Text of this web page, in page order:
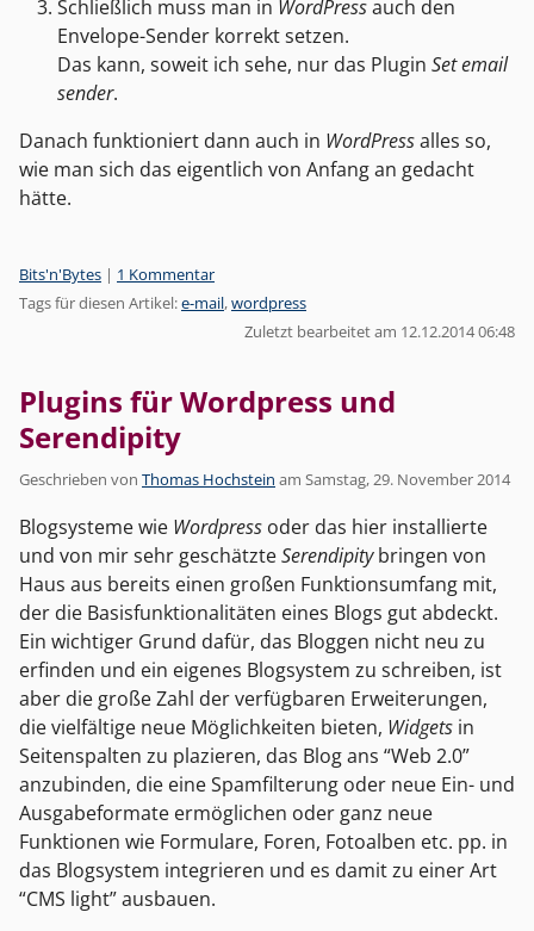
Schließlich muss man in WordPressauch den
Envelope-Sender korrekt setzen.
Das kann, soweit ich sehe, nur das Plugin Set email
sender.
Danach funktioniert dann auch in WordPressalles so,
wie man sich das eigentlich von Anfang an gedacht
hätte.
Kategorien:
Bits'n'Bytes | 1 Kommentar
Tags für diesen Artikel:e-mail,wordpress
Zuletzt bearbeitet am 12.12.2014 06:48
Plugins für Wordpress und
Serendipity
Geschrieben von Thomas Hochstein am Samstag, 29. November 2014
Blogsysteme wie Wordpress oder das hier installierte
und von mir sehr geschätzteSerendipitybringen von
Haus aus bereits einen großen Funktionsumfang mit,
der die Basisfunktionalitäten eines Blogs gut abdeckt.
Ein wichtiger Grund dafür, das Bloggen nicht neu zu
erfinden und ein eigenes Blogsystem zu schreiben, ist
aber die große Zahl der verfügbaren Erweiterungen,
die vielfältige neue Möglichkeiten bieten, Widgets in
Seitenspalten zu plazieren, das Blog ans “Web 2.0”
anzubinden, die eine Spamfilterung oder neue Ein- und
Ausgabeformate ermöglichen oder ganz neue
Funktionen wie Formulare, Foren, Fotoalben etc. pp. in
das Blogsystem integrieren und es damit zu einer Art
“CMS light” ausbauen.